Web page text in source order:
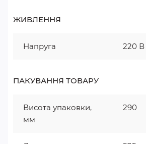
ЖИВЛЕННЯ
Напруга 220 В
ПАКУВАННЯ ТОВАРУ
Висота упаковки,
мм
290